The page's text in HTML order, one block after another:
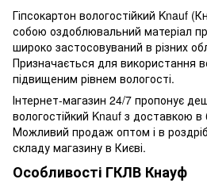
Гіпсокартон вологостійкий Knauf
собою оздоблювальний матеріал
широко застосовуваний в різних
Призначається для використання
підвищеним рівнем вологості.
Інтернет-магазин 24/7 пропонує
вологостійкий Knauf з доставкою в
Можливий продаж оптом і в
складу магазину в Києві.
Особливості ГКЛВ Кнауф